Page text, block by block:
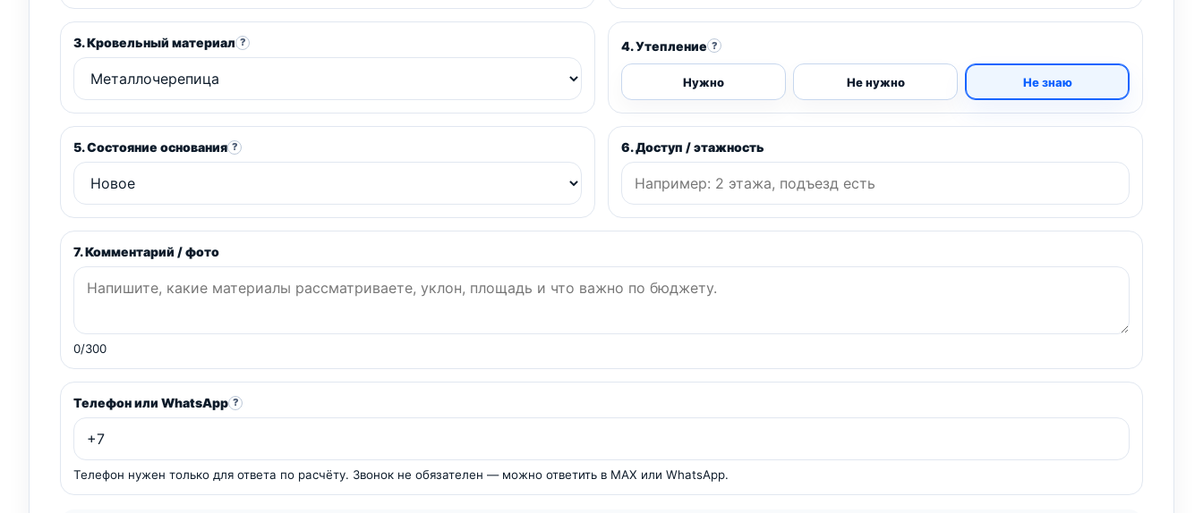
3. Кровельный материал ? 4. Утепление ?
Нужно Не нужно Не знаю
5. Состояние основания ? 6. Доступ / этажность
7. Комментарий / фото
0/300
Телефон или WhatsApp ?
Телефон нужен только для ответа по расчёту. Звонок не обязателен — можно ответить в MAX или WhatsApp.